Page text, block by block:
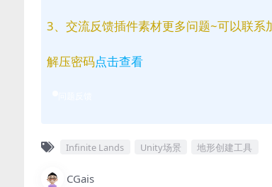
3、交流反馈插件素材更多问题~可以联
解压密码点击查看
Infinite Lands Unity场景 地形创建工具
CGais